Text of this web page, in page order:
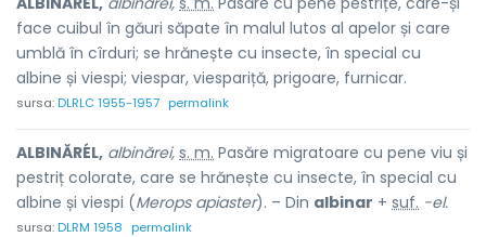
face cuibul în găuri săpate în malul lutos al apelor și care
umblă în cîrduri; se hrănește cu insecte, în special cu
albine și viespi; viespar, viespariță, prigoare, furnicar.
sursa:DLRLC 1955-1957 permalink
ALBINĂRÉL, albinărei, s. m. Pasăre migratoare cu pene viu și
pestriț colorate, care se hrănește cu insecte, în special cu
albine și viespi (Merops apiaster). – Din albinar + suf. -el.
sursa:DLRM 1958 permalink